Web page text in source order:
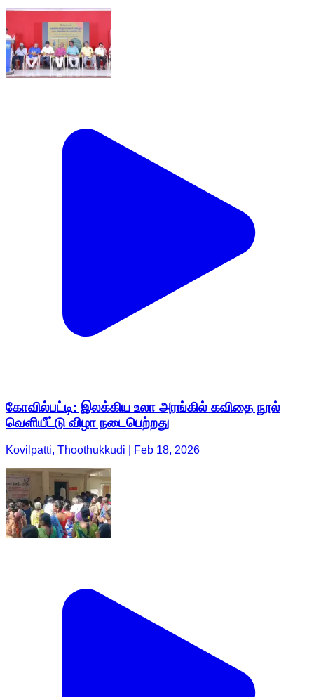
கோவில்பட்டி: இலக்கிய உலா அரங்கில் கவிதை நூல்
வெளியீட்டு விழா நடைபெற்றது
Kovilpatti, Thoothukkudi | Feb 18, 2026